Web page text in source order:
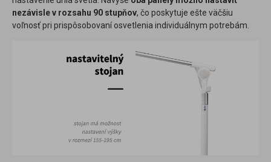
nezávisle v rozsahu 90 stupňov, čo poskytuje ešte väčšiu
voľnosť pri prispôsobovaní osvetlenia individuálnym potrebám.